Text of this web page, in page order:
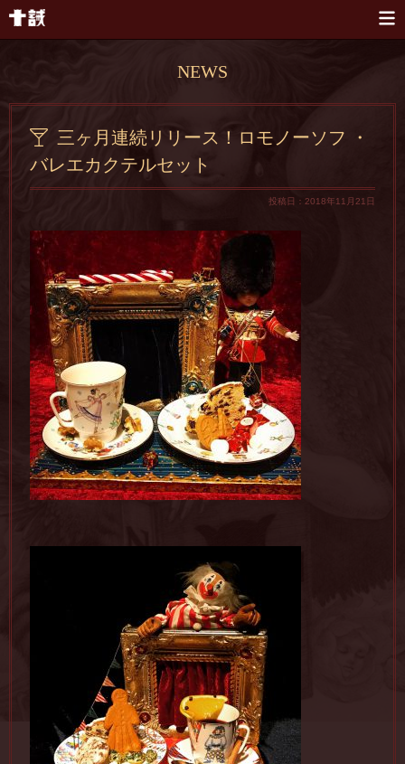
NEWS
三ヶ月連続リリース！ロモノーソフ ・
バレエカクテルセット
投稿日：2018年11月21日